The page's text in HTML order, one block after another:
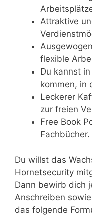
Attraktive
flexible
Du kannst
kommen, in
Leckerer
zur freien
Free Book
Fachbücher.
Du willst das
Hornetsecurity
Dann bewirb dich
Anschreiben
das folgende